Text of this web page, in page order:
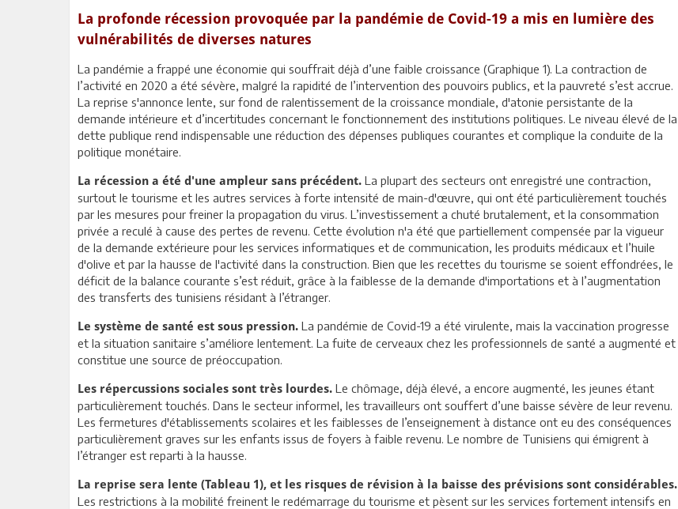
La profonde récession provoquée par la pandémie de Covid-19 a mis en lumière des
vulnérabilités de diverses natures
La pandémie a frappé une économie qui souffrait déjà d’une faible croissance (Graphique 1). La contraction de
l’activité en 2020 a été sévère, malgré la rapidité de l’intervention des pouvoirs publics, et la pauvreté s’est accrue.
La reprise s'annonce lente, sur fond de ralentissement de la croissance mondiale, d'atonie persistante de la
demande intérieure et d’incertitudes concernant le fonctionnement des institutions politiques. Le niveau élevé de la
dette publique rend indispensable une réduction des dépenses publiques courantes et complique la conduite de la
politique monétaire.
La récession a été d'une ampleur sans précédent. La plupart des secteurs ont enregistré une contraction,
surtout le tourisme et les autres services à forte intensité de main-d'œuvre, qui ont été particulièrement touchés
par les mesures pour freiner la propagation du virus. L’investissement a chuté brutalement, et la consommation
privée a reculé à cause des pertes de revenu. Cette évolution n'a été que partiellement compensée par la vigueur
de la demande extérieure pour les services informatiques et de communication, les produits médicaux et l’huile
d'olive et par la hausse de l'activité dans la construction. Bien que les recettes du tourisme se soient effondrées, le
déficit de la balance courante s’est réduit, grâce à la faiblesse de la demande d'importations et à l’augmentation
des transferts des tunisiens résidant à l’étranger.
Le système de santé est sous pression. La pandémie de Covid-19 a été virulente, mais la vaccination progresse
et la situation sanitaire s’améliore lentement. La fuite de cerveaux chez les professionnels de santé a augmenté et
constitue une source de préoccupation.
Les répercussions sociales sont très lourdes. Le chômage, déjà élevé, a encore augmenté, les jeunes étant
particulièrement touchés. Dans le secteur informel, les travailleurs ont souffert d’une baisse sévère de leur revenu.
Les fermetures d'établissements scolaires et les faiblesses de l’enseignement à distance ont eu des conséquences
particulièrement graves sur les enfants issus de foyers à faible revenu. Le nombre de Tunisiens qui émigrent à
l’étranger est reparti à la hausse.
La reprise sera lente (Tableau 1), et les risques de révision à la baisse des prévisions sont considérables.
Les restrictions à la mobilité freinent le redémarrage du tourisme et pèsent sur les services fortement intensifs en